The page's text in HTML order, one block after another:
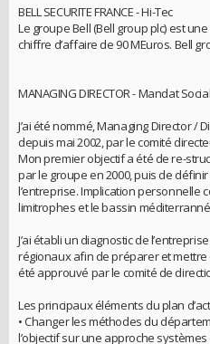
BELL SECURITE FRANCE - Hi-Tec
Le groupe Bell (Bell group plc) est
chiffre d’affaire de 90 MEuros. Bell
MANAGING DIRECTOR - Mandat Social
J’ai été nommé, Managing Director /
depuis mai 2002, par le comité
Mon premier objectif a été de re-
par le groupe en 2000, puis de
l’entreprise. Implication personnelle
limitrophes et le bassin
J’ai établi un diagnostic de
régionaux afin de préparer et mettre
été approuvé par le comité de
Les principaux éléments du plan
• Changer les méthodes du
l’objectif sur une approche